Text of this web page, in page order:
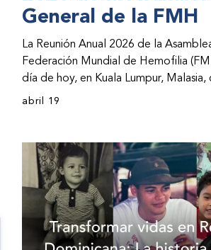
General de la FMH
La Reunión Anual 2026 de la
Federación Mundial de Hemofilia
día de hoy, en Kuala Lumpur,
Congreso Mundial 2026 de la FMH.
avances por parte de la dirección de
evento asistieron representantes de
nacionales miembros (ONM) de la
interesadas.
abril 19